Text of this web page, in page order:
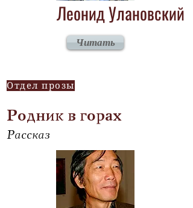
Леонид Улановский
Читать
Отдел прозы
Родник в горах
Рассказ